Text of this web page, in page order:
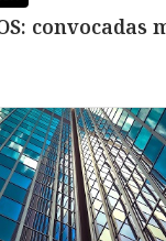
convocadas